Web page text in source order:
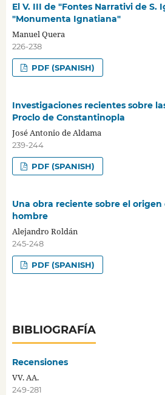
El V. III de "Fontes Narrativi de S.
"Monumenta Ignatiana"
Manuel Quera
226-238
PDF (SPANISH)
Investigaciones recientes sobre
Proclo de Constantinopla
José Antonio de Aldama
239-244
PDF (SPANISH)
Una obra reciente sobre el origen
hombre
Alejandro Roldán
245-248
PDF (SPANISH)
BIBLIOGRAFÍA
Recensiones
VV. AA.
249-281